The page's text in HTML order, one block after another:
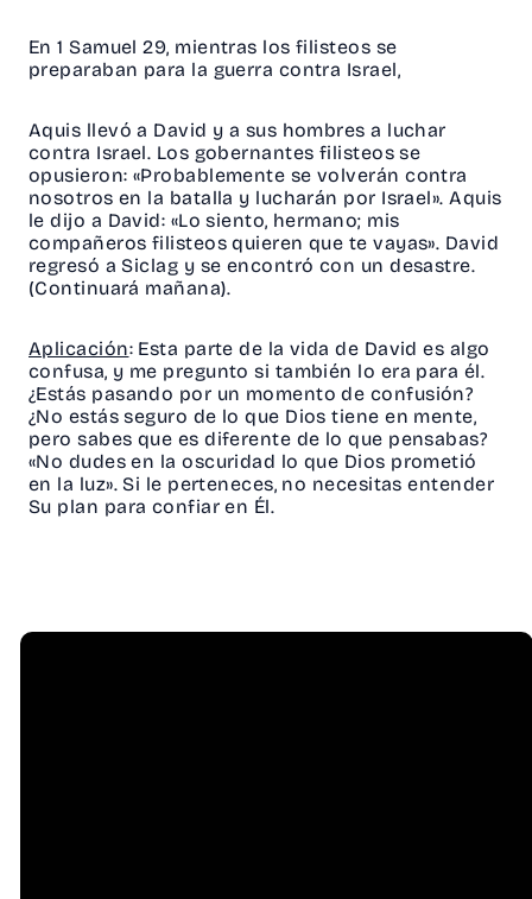
En 1 Samuel 29, mientras los filisteos se
preparaban para la guerra contra Israel,
Aquis llevó a David y a sus hombres a luchar
contra Israel. Los gobernantes filisteos se
opusieron: «Probablemente se volverán contra
nosotros en la batalla y lucharán por Israel». Aquis
le dijo a David: «Lo siento, hermano; mis
compañeros filisteos quieren que te vayas». David
regresó a Siclag y se encontró con un desastre.
(Continuará mañana).
Aplicación: Esta parte de la vida de David es algo
confusa, y me pregunto si también lo era para él.
¿Estás pasando por un momento de confusión?
¿No estás seguro de lo que Dios tiene en mente,
pero sabes que es diferente de lo que pensabas?
«No dudes en la oscuridad lo que Dios prometió
en la luz». Si le perteneces, no necesitas entender
Su plan para confiar en Él.